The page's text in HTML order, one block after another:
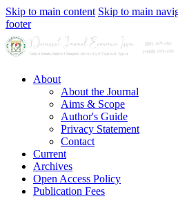
Skip to main content Skip to main
footer
About
About the Journal
Aims & Scope
Author's Guide
Privacy Statement
Contact
Current
Archives
Open Access Policy
Publication Fees